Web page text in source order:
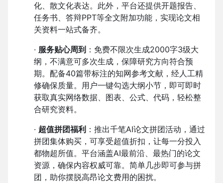
化、散文化表达。此外，平台还提供开题报告、
任务书、答辩PPT等全文附加功能，实现论文相
关资料一站式备齐。
· 服务贴心周到 ：免费不限次生成2000字3级大
纲，不满意可多次生成，保障研究方向符合预
期。配备40篇带标注的知网参考文献，经人工精
修确保质量。用户一键勾选大纲小节，即可即时
获取真实网络数据、图表、公式、代码，轻松整
合研究资料。
· 超值拼团福利 ：推出千笔AI论文拼团活动，通过
拼团集体购买，可享受超值折扣，让每一分投入
都物超所值。平台涵盖AI最前沿、最热门的论文
资源，确保内容权威可靠。简单几步即可参与拼
团，助你摆脱高昂论文费用的困扰。